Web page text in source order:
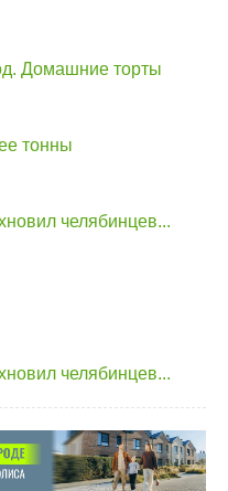
Домашние торты
тонны
челябинцев...
челябинцев...